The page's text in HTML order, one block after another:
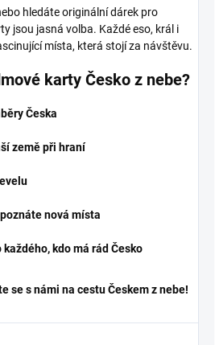
hledáte originální dárek pro
jsou jasná volba. Každé eso, král i
místa, která stojí za návštěvu.
karty Česko z nebe?
Česka
země při hraní
nová místa
kdo má rád Česko
se s námi na cestu Českem z nebe!